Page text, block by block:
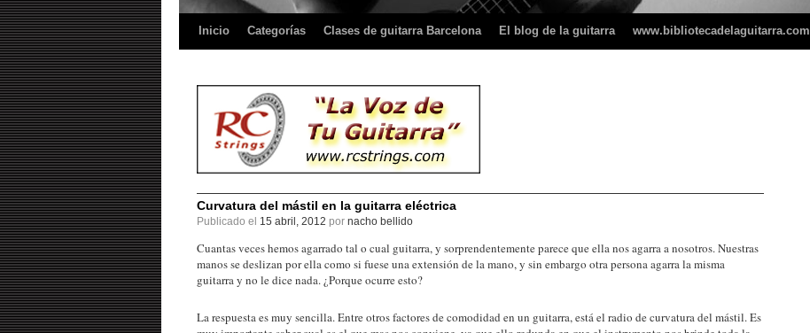
Inicio Categorías Clases de guitarra Barcelona El blog de la guitarra www.bibliotecadelaguitarra.com
Curvatura del mástil en la guitarra eléctrica
Publicado el 15 abril, 2012 por nacho bellido
Cuantas veces hemos agarrado tal o cual guitarra, y sorprendentemente parece que ella nos agarra a nosotros. Nuestras
manos se deslizan por ella como si fuese una extensión de la mano, y sin embargo otra persona agarra la misma
guitarra y no le dice nada. ¿Porque ocurre esto?
La respuesta es muy sencilla. Entre otros factores de comodidad en un guitarra, está el radio de curvatura del mástil. Es